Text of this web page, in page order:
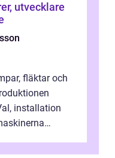
utvecklare
fläktar och
installation